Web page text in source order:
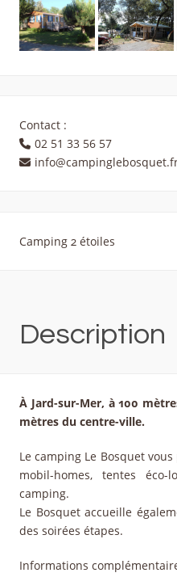
Contact :
02 51 33 56 57
Camping 2 étoiles
Description
À Jard-sur-Mer, à 100
mètres du centre-ville.
Le camping Le Bosquet
mobil-homes, tentes éco-
camping.
Le Bosquet accueille
des soirées étapes.
Informations